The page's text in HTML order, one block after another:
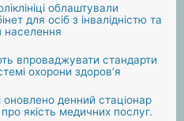
облаштували
для осіб з інвалідністю та
населення
впроваджувати стандарти
охорони здоров’я
оновлено денний стаціонар
про якість медичних послуг.